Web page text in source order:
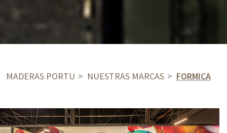
MADERAS PORTU NUESTRAS MARCAS FORMICA